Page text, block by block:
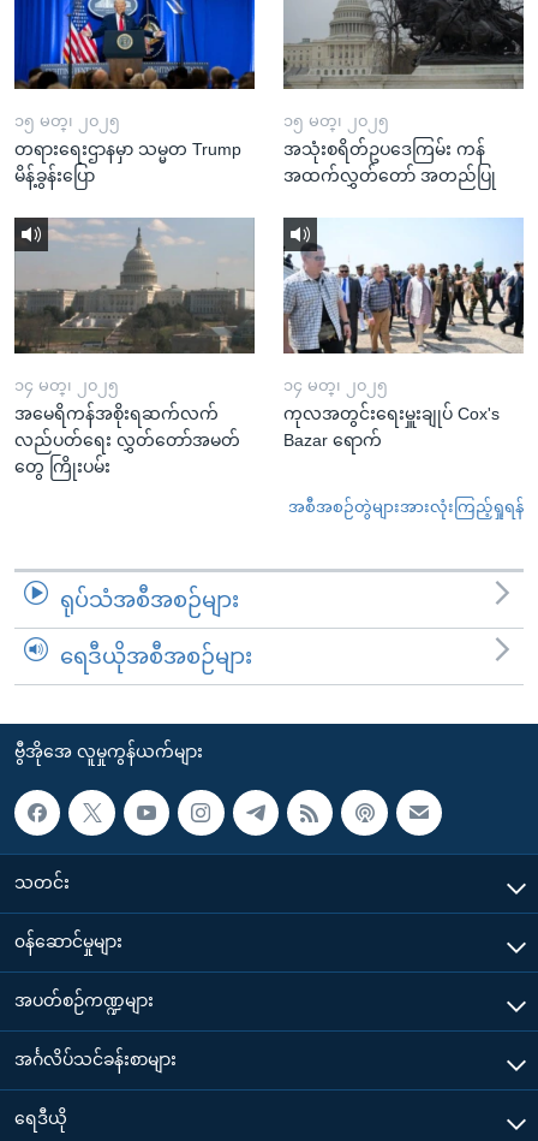
၁၅ မတ္၊ ၂၀၂၅
တရားရေးဌာနမှာ သမ္မတ Trump
မိန့်ခွန်းပြော
၁၅ မတ္၊ ၂၀၂၅
အသုံးစရိတ်ဥပဒေကြမ်း ကန်
အထက်လွှတ်တော် အတည်ပြု
၁၄ မတ္၊ ၂၀၂၅
အမေရိကန်အစိုးရဆက်လက်
လည်ပတ်ရေး လွှတ်တော်အမတ်
တွေ ကြိုးပမ်း
၁၄ မတ္၊ ၂၀၂၅
ကုလအတွင်းရေးမှူးချုပ် Cox's
Bazar ရောက်
အစီအစဉ်တွဲများအားလုံးကြည့်ရှုရန်
ရုပ်သံအစီအစဉ်များ
ရေဒီယိုအစီအစဉ်များ
ဗွီအိုအေ လူမှုကွန်ယက်များ
သတင်း
၀န်ဆောင်မှုများ
အပတ်စဉ်ကဏ္ဍများ
အင်္ဂလိပ်သင်ခန်းစာများ
ရေဒီယို